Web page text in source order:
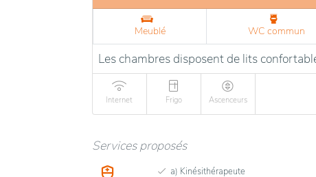
Meublé WC commun
Les chambres disposent de lits
Internet Frigo Ascenceurs
Services proposés
a) Kinésithérapeute